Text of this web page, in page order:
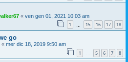
« ven gen 01, 2021 10:03 am
1 15 16 17 18
go
« mer dic 18, 2019 9:50 am
1 5 6 7 8